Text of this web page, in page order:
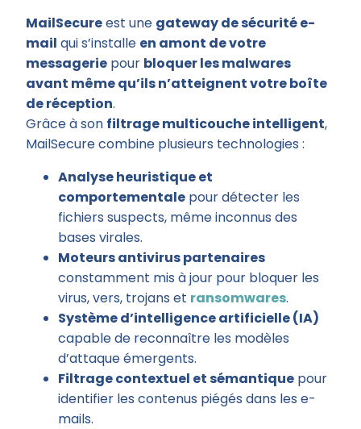
MailSecureest une gateway de sécurité e-
mail qui s’installe en amont de votre
messagerie pour bloquer les malwares
avant même qu’ils n’atteignent votre boîte
de réception.
Grâce à son filtrage multicouche intelligent,
MailSecure combine plusieurs technologies :
Analyse heuristique et
comportementale pour détecter les
fichiers suspects, même inconnus des
bases virales.
Moteurs antivirus partenaires
constamment mis à jour pour bloquer les
virus, vers, trojans et ransomwares.
Système d’intelligence artificielle (IA)
capable de reconnaître les modèles
d’attaque émergents.
Filtrage contextuel et sémantique pour
identifier les contenus piégés dans les e-
mails.